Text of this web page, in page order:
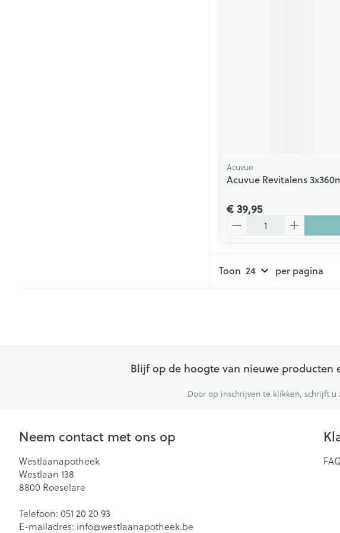
Acuvue
Acuvue Revitalens
€ 39,95
Toon per pagina
Blijf op de hoogte van nieuwe producten
Door op inschrijven te klikken, schrijft
Neem contact met ons op
Westlaanapotheek
Westlaan 138
8800 Roeselare
Telefoon: 051 20 20 93
E-mailadres: info@westlaanapotheek.be